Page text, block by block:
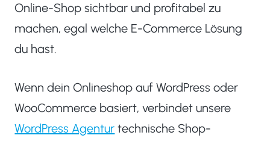
Online-Shop sichtbar und profitabel zu
machen, egal welche E-Commerce Lösung
du hast.
Wenn dein Onlineshop auf WordPress oder
WooCommerce basiert, verbindet unsere
WordPress Agentur technische Shop-